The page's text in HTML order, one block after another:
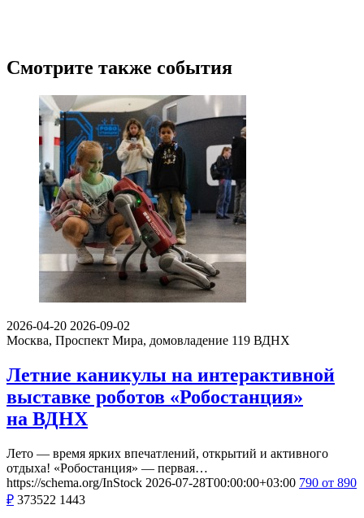
Смотрите также события
2026-04-20 2026-09-02
Москва, Проспект Мира, домовладение 119 ВДНХ
Летние каникулы на интерактивной
выставке роботов «Робостанция»
на ВДНХ
Лето — время ярких впечатлений, открытий и активного
отдыха! «Робостанция» — первая…
https://schema.org/InStock 2026-07-28T00:00:00+03:00 790 от 890
₽ 373522 1443